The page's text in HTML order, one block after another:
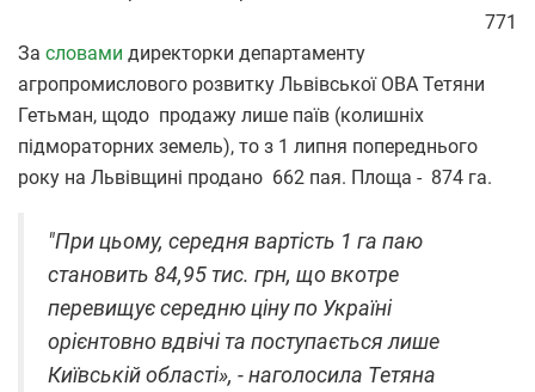
771
За словами директорки департаменту
агропромислового розвитку Львівської ОВА Тетяни
Гетьман, щодо продажу лише паїв (колишніх
підмораторних земель), то з 1 липня попереднього
року на Львівщині продано 662 пая. Площа - 874 га.
"При цьому, середня вартість 1 га паю
становить 84,95 тис. грн, що вкотре
перевищує середню ціну по Україні
орієнтовно вдвічі та поступається лише
Київській області», - наголосила Тетяна